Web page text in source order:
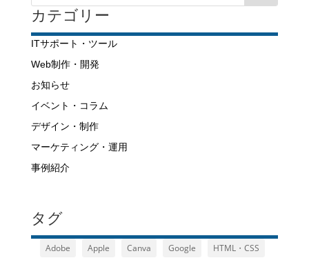
カテゴリー
ITサポート・ツール
Web制作・開発
お知らせ
イベント・コラム
デザイン・制作
マーケティング・運用
事例紹介
タグ
Adobe Apple Canva Google
HTML・CSS